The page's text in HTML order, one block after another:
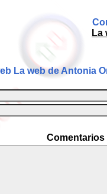
La
La web de Antonia
Comentarios